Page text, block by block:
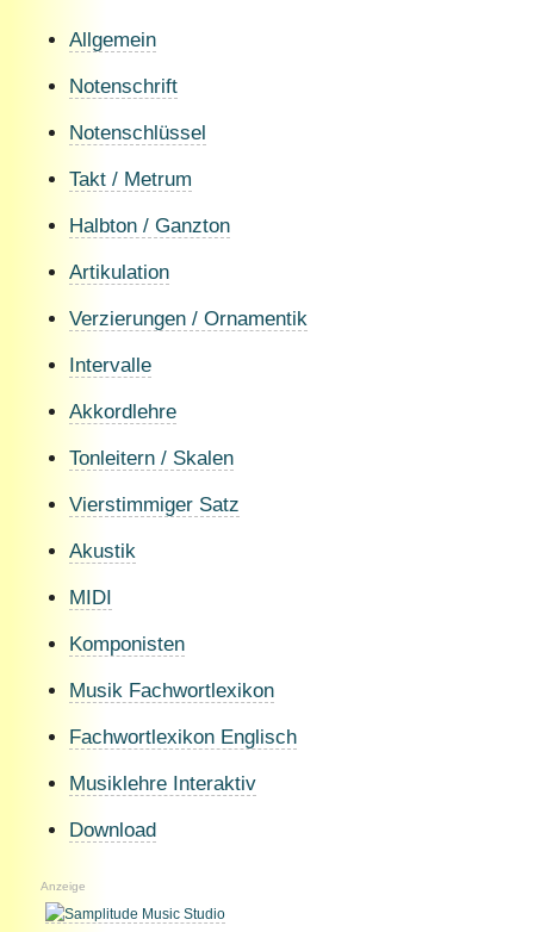
Allgemein
Notenschrift
Notenschlüssel
Takt / Metrum
Halbton / Ganzton
Artikulation
Verzierungen / Ornamentik
Intervalle
Akkordlehre
Tonleitern / Skalen
Vierstimmiger Satz
Akustik
MIDI
Komponisten
Musik Fachwortlexikon
Fachwortlexikon Englisch
Musiklehre Interaktiv
Download
Anzeige